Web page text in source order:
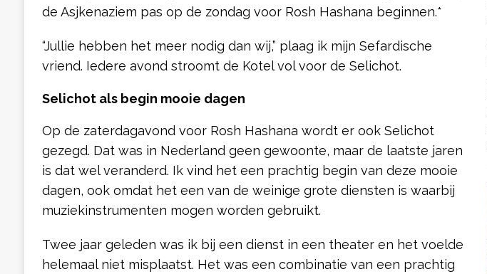
de Asjkenaziem pas op de zondag voor Rosh Hashana beginnen.*
“Jullie hebben het meer nodig dan wij,” plaag ik mijn Sefardische
vriend. Iedere avond stroomt de Kotel vol voor de Selichot.
Selichot als begin mooie dagen
Op de zaterdagavond voor Rosh Hashana wordt er ook Selichot
gezegd. Dat was in Nederland geen gewoonte, maar de laatste jaren
is dat wel veranderd. Ik vind het een prachtig begin van deze mooie
dagen, ook omdat het een van de weinige grote diensten is waarbij
muziekinstrumenten mogen worden gebruikt.
Twee jaar geleden was ik bij een dienst in een theater en het voelde
helemaal niet misplaatst. Het was een combinatie van een prachtig